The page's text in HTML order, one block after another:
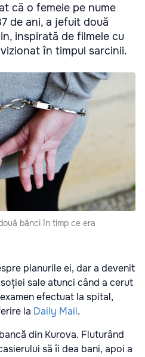
că o femeie pe nume
de ani, a jefuit două
inspirată de filmele cu
în timpul sarcinii.
bănci în timp ce era
planurile ei, dar a devenit
sale atunci când a cerut
efectuat la spital,
la Daily Mail.
din Kurova. Fluturând
să îi dea bani, apoi a